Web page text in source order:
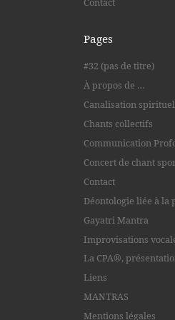
Pages
#32 (pas de titre)
À propos de …
Canalisation
Chants collectifs
Communication
Concert de chant
Contact
Déontologie liée à la
Gayatri Mantra
Improvisations
La CPA®,
Liens
MANTRAS
Mentions légales